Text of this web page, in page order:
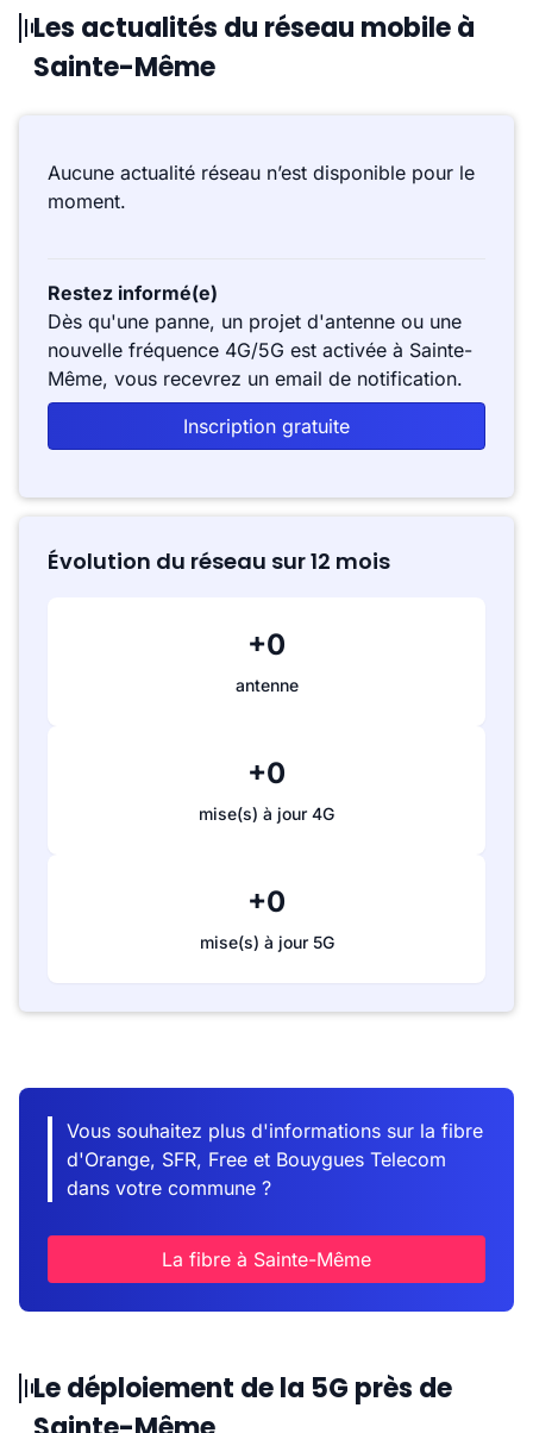
Les actualités du réseau mobile à
Sainte-Même
Aucune actualité réseau n’est disponible pour le
moment.
Restez informé(e)
Dès qu'une panne, un projet d'antenne ou une
nouvelle fréquence 4G/5G est activée à Sainte-
Même, vous recevrez un email de notification.
Inscription gratuite
Évolution du réseau sur 12 mois
+0
antenne
+0
mise(s) à jour 4G
+0
mise(s) à jour 5G
Vous souhaitez plus d'informations sur la fibre
d'Orange, SFR, Free et Bouygues Telecom
dans votre commune ?
La fibre à Sainte-Même
Le déploiement de la 5G près de